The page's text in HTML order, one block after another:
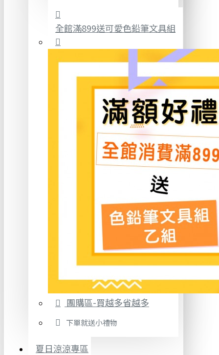
全館滿899送可愛色鉛筆文具組
團購區-買越多省越多
下單就送小禮物
夏日涼涼專區